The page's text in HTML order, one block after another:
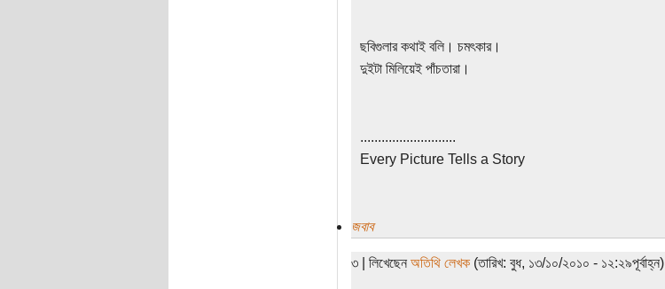
ছবিগুলার কথাই বলি। চমৎকার।
দুইটা মিলিয়েই পাঁচতারা।
...........................
Every Picture Tells a Story
জবাব
৩ | লিখেছেন অতিথি লেখক(তারিখ: বুধ, ১৩/১০/২০১০ - ১২:২৯পূর্বাহ্ন)